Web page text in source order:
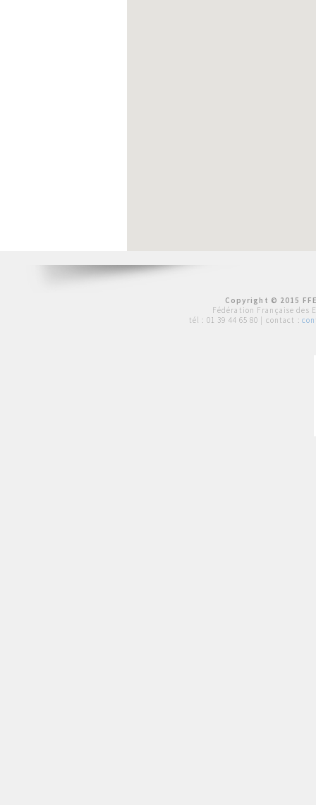
Copyright © 2015
Fédération Française des
tél : 01 39 44 65 80 | contact :